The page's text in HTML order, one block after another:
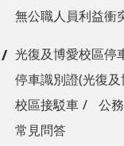
無公職人員利益衝
光復及博愛校區停
停車識別證(光復
校區接駁車
公
常見問答